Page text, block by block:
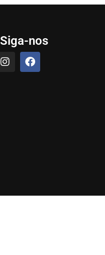
Siga-nos